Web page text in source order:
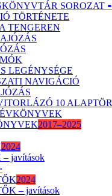
SOROZAT
TÖRTÉNETE
TENGEREN
LEGÉNYSÉGE
NAVIGÁCIÓ
10
ÉVKÖNYVEK
2017–2025
2024
javítások
2024
– javítások